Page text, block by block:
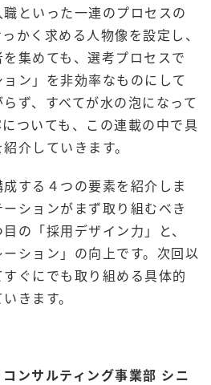
といった一連のプロセスの
かく求める人物像を設定し、
集めても、選考プロセスで
ン」を非効率なものにして
ず、すべてが水の泡になって
ついても、この連載の中で具
介していきます。
する４つの要素を紹介しま
ションがまず取り組むべき
の「採用デザイン力」と、
ション」の向上です。次回以
ぐにでも取り組める具体的
きます。
ンサルティング事業部 シニ